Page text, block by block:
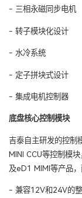
- 三相永磁同步电机
- 转子模块化设计
- 水冷系统
- 定子拼块式设计
- 集成电机控制器
底盘核心控制模块
吉泰自主研发的控制
MINI CCU等控制模
及eD1 MIMI等产品
- 兼容12V和24V的